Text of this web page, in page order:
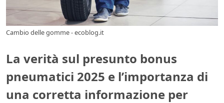
Cambio delle gomme - ecoblog.it
La verità sul presunto bonus
pneumatici 2025 e l’importanza di
una corretta informazione per